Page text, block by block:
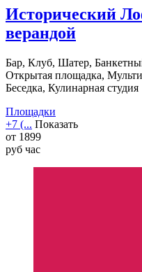
Исторический
верандой
Бар, Клуб, Шатер,
Открытая площадка,
Беседка, Кулинарная студия
Площадки
+7 (... Показать
от 1899
руб час